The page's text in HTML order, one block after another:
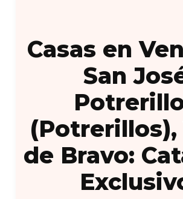
Casas en
San
(Potrerillos),
de Bravo: